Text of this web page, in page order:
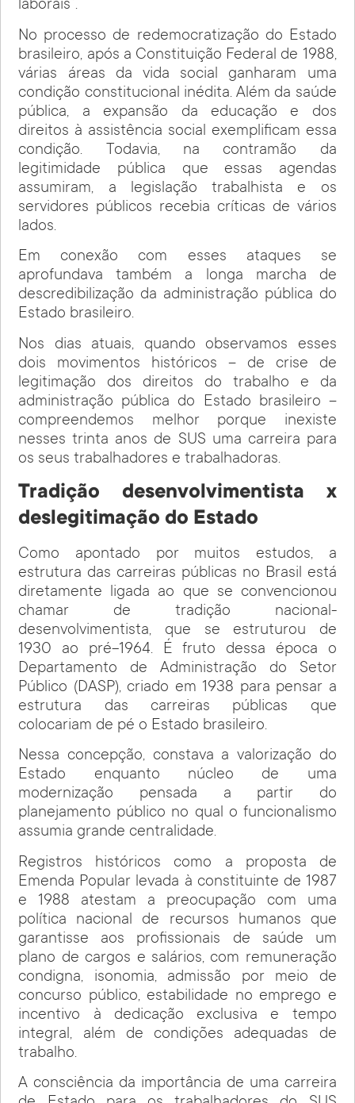
laborais”.
No processo de redemocratização do Estado
brasileiro, após a Constituição Federal de 1988,
várias áreas da vida social ganharam uma
condição constitucional inédita. Além da saúde
pública, a expansão da educação e dos
direitos à assistência social exemplificam essa
condição. Todavia, na contramão da
legitimidade pública que essas agendas
assumiram, a legislação trabalhista e os
servidores públicos recebia críticas de vários
lados.
Em conexão com esses ataques se
aprofundava também a longa marcha de
descredibilização da administração pública do
Estado brasileiro.
Nos dias atuais, quando observamos esses
dois movimentos históricos – de crise de
legitimação dos direitos do trabalho e da
administração pública do Estado brasileiro –
compreendemos melhor porque inexiste
nesses trinta anos de SUS uma carreira para
os seus trabalhadores e trabalhadoras.
Tradição desenvolvimentista x
deslegitimação do Estado
Como apontado por muitos estudos, a
estrutura das carreiras públicas no Brasil está
diretamente ligada ao que se convencionou
chamar de tradição nacional-
desenvolvimentista, que se estruturou de
1930 ao pré-1964. É fruto dessa época o
Departamento de Administração do Setor
Público (DASP), criado em 1938 para pensar a
estrutura das carreiras públicas que
colocariam de pé o Estado brasileiro.
Nessa concepção, constava a valorização do
Estado enquanto núcleo de uma
modernização pensada a partir do
planejamento público no qual o funcionalismo
assumia grande centralidade.
Registros históricos como a proposta de
Emenda Popular levada à constituinte de 1987
e 1988 atestam a preocupação com uma
política nacional de recursos humanos que
garantisse aos profissionais de saúde um
plano de cargos e salários, com remuneração
condigna, isonomia, admissão por meio de
concurso público, estabilidade no emprego e
incentivo à dedicação exclusiva e tempo
integral, além de condições adequadas de
trabalho.
A consciência da importância de uma carreira